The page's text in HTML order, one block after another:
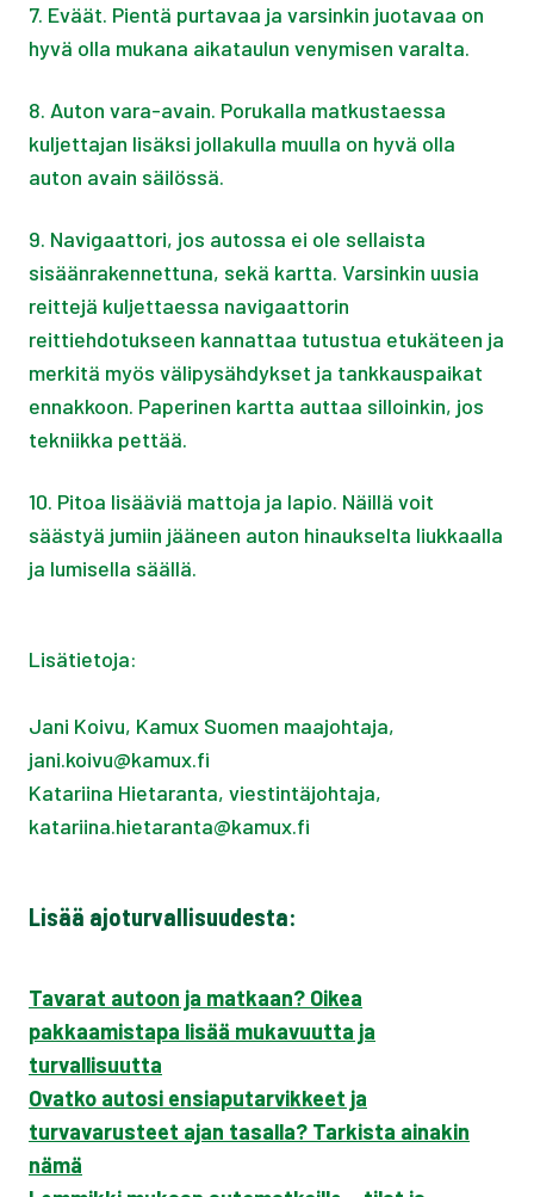
7. Eväät. Pientä purtavaa ja varsinkin juotavaa on
hyvä olla mukana aikataulun venymisen varalta.
8. Auton vara-avain. Porukalla matkustaessa
kuljettajan lisäksi jollakulla muulla on hyvä olla
auton avain säilössä.
9. Navigaattori, jos autossa ei ole sellaista
sisäänrakennettuna, sekä kartta. Varsinkin uusia
reittejä kuljettaessa navigaattorin
reittiehdotukseen kannattaa tutustua etukäteen ja
merkitä myös välipysähdykset ja tankkauspaikat
ennakkoon. Paperinen kartta auttaa silloinkin, jos
tekniikka pettää.
10. Pitoa lisääviä mattoja ja lapio. Näillä voit
säästyä jumiin jääneen auton hinaukselta liukkaalla
ja lumisella säällä.
Lisätietoja:
Jani Koivu, Kamux Suomen maajohtaja,
jani.koivu@kamux.fi
Katariina Hietaranta, viestintäjohtaja,
katariina.hietaranta@kamux.fi
Lisää ajoturvallisuudesta:
Tavarat autoon ja matkaan? Oikea
pakkaamistapa lisää mukavuutta ja
turvallisuutta
Ovatko autosi ensiaputarvikkeet ja
turvavarusteet ajan tasalla? Tarkista ainakin
nämä